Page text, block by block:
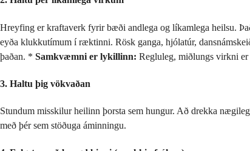
Hreyfing er kraftaverk fyrir bæði andlega og líkamlega heilsu.
eyða klukkutímum í ræktinni. Rösk ganga, hjólatúr,
þaðan. * Samkvæmni er lykillinn: Regluleg, miðlungs virkni
3. Haltu þig vökvaðan
Stundum misskilur heilinn þorsta sem hungur. Að drekka
með þér sem stöðuga áminningu.